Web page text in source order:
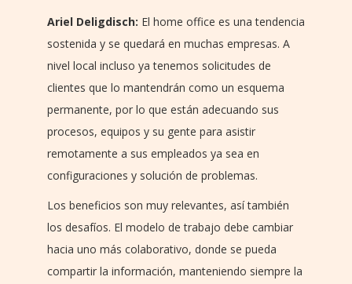
Ariel Deligdisch: El home office es una tendencia
sostenida y se quedará en muchas empresas. A
nivel local incluso ya tenemos solicitudes de
clientes que lo mantendrán como un esquema
permanente, por lo que están adecuando sus
procesos, equipos y su gente para asistir
remotamente a sus empleados ya sea en
configuraciones y solución de problemas.
Los beneficios son muy relevantes, así también
los desafíos. El modelo de trabajo debe cambiar
hacia uno más colaborativo, donde se pueda
compartir la información, manteniendo siempre la